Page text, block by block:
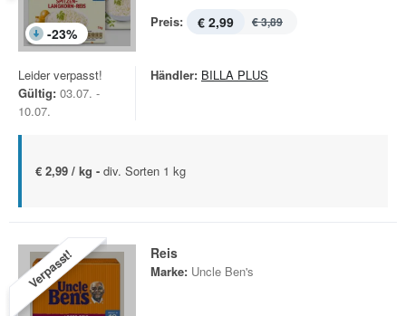
-23%
Preis: € 2,99 € 3,89
Leider verpasst!
Gültig: 03.07. -
10.07.
Händler: BILLA PLUS
€ 2,99 / kg - div. Sorten 1 kg
Verpasst! Reis
Marke: Uncle Ben's